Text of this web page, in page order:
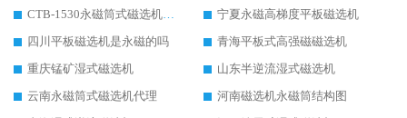
CTB-1530永磁筒式磁选机代理商
宁夏永磁高梯度平板磁选机
四川平板磁选机是永磁的吗
青海平板式高强磁磁选机
重庆锰矿湿式磁选机
山东半逆流湿式磁选机
云南永磁筒式磁选机代理
河南磁选机永磁筒结构图